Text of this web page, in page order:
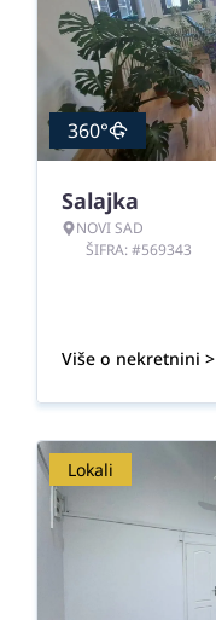
360°
Salajka
NOVI SAD
ŠIFRA: #569343
Više o nekretnini >
Lokali